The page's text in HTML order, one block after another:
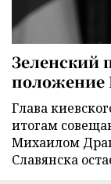
Зеленский
положение
Глава
итогам
Михаилом
Славянска